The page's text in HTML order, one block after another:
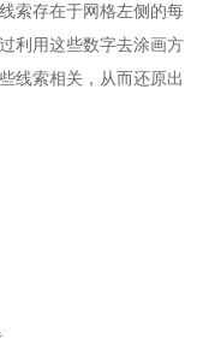
索存在于网格左侧的每
利用这些数字去涂画方
线索相关，从而还原出